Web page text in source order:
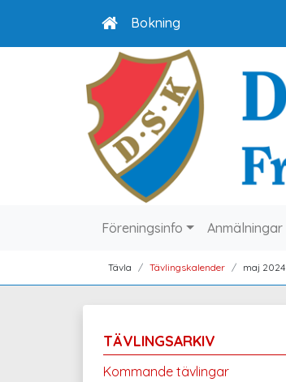
Bokning
Föreningsinfo Anmälningar
Tävla Tävlingskalender maj 2024
TÄVLINGSARKIV
Kommande tävlingar